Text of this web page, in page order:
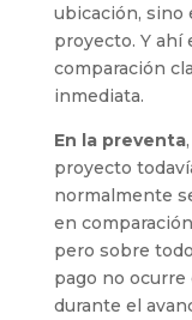
ubicación, sino
proyecto. Y ahí
comparación
inmediata.
En la preventa
proyecto
normalmente
en
pero sobre
pago no
durante el